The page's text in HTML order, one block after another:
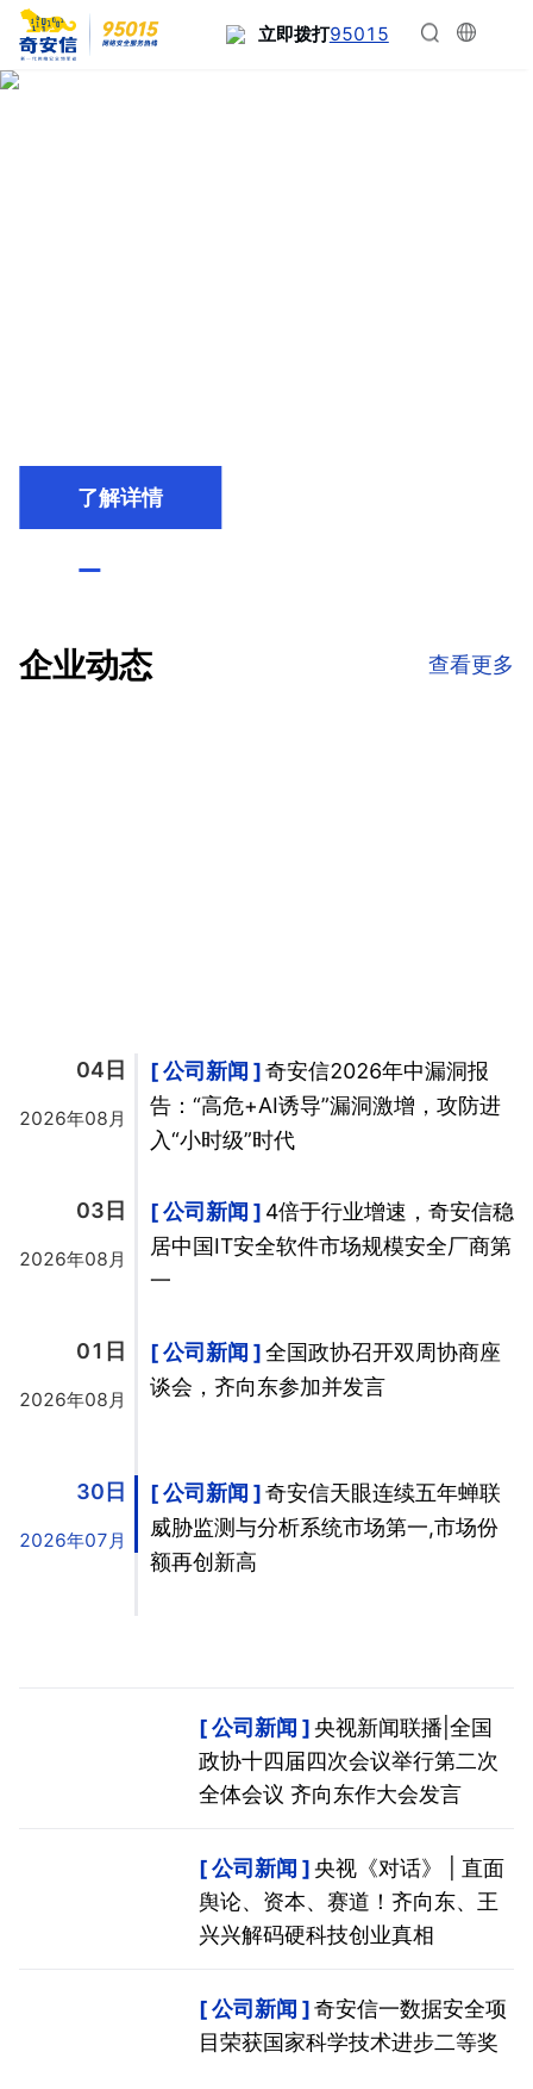
立即拨打95015
了解详情
企业动态 查看更多
04日
2026年08月
03日
2026年08月
01日
2026年08月
30日
2026年07月
公司新闻
奇安信2026年中漏洞报
告：“高危+AI诱导”漏洞激增，攻防进
入“小时级”时代
公司新闻
4倍于行业增速，奇安信稳
居中国IT安全软件市场规模安全厂商第
一
公司新闻
全国政协召开双周协商座
谈会，齐向东参加并发言
公司新闻
奇安信天眼连续五年蝉联
威胁监测与分析系统市场第一,市场份
额再创新高
公司新闻
央视新闻联播|全国
政协十四届四次会议举行第二次
全体会议 齐向东作大会发言
公司新闻
央视《对话》 | 直面
舆论、资本、赛道！齐向东、王
兴兴解码硬科技创业真相
公司新闻
奇安信一数据安全项
目荣获国家科学技术进步二等奖